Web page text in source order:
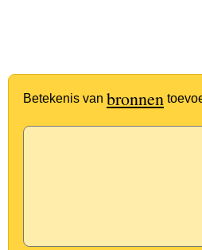
Betekenis van bronnen